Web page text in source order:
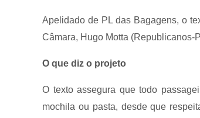
Apelidado de PL das Bagagens, o
Câmara, Hugo Motta (Republicanos-
O que diz o projeto
O texto assegura que todo
mochila ou pasta, desde que